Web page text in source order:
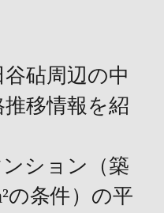
砧周辺の中
移情報を紹
ション（築
の条件）の平